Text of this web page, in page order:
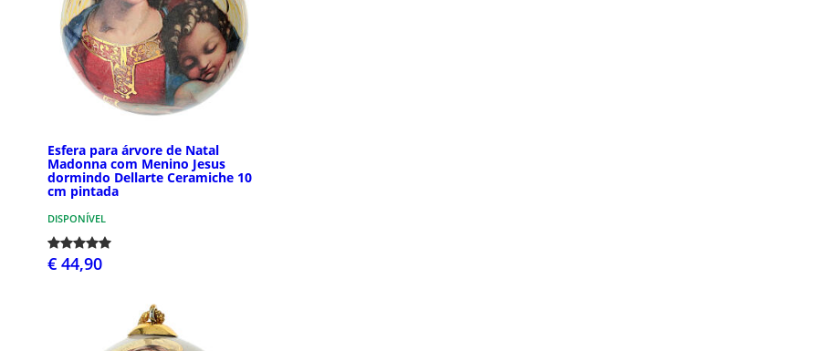
Esfera para árvore de Natal
Madonna com Menino Jesus
dormindo Dellarte Ceramiche 10
cm pintada
DISPONÍVEL
€ 44,90